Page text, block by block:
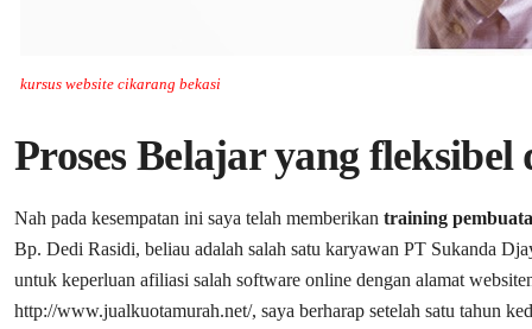
kursus website cikarang bekasi
Proses Belajar yang fleksibel
Nah pada kesempatan ini saya telah memberikan training
Bp. Dedi Rasidi, beliau adalah salah satu karyawan PT Sukanda
untuk keperluan afiliasi salah software online dengan alamat
http://www.jualkuotamurah.net/, saya berharap setelah satu tahun